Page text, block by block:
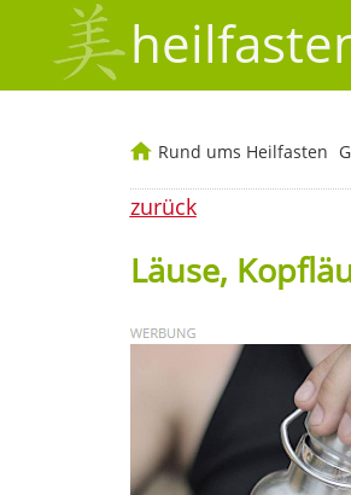
Rund ums Heilfasten
zurück
Läuse,